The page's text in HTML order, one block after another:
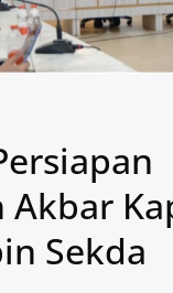
Akbar
Sekda